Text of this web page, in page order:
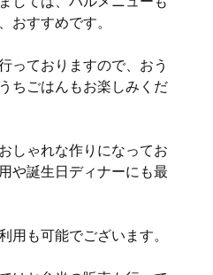
おすすめです。
っておりますので、おう
ちごはんもお楽しみくだ
しゃれな作りになってお
や誕生日ディナーにも最
用も可能でございます。